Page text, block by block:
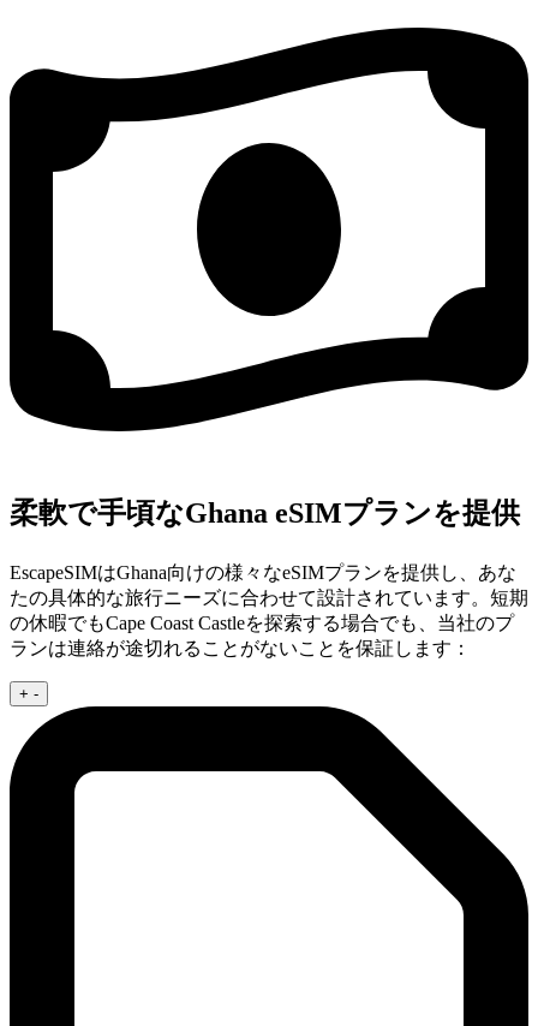
柔軟で手頃なGhana eSIMプランを提供
EscapeSIMはGhana向けの様々なeSIMプランを提供し、あな
たの具体的な旅行ニーズに合わせて設計されています。短期
の休暇でもCape Coast Castleを探索する場合でも、当社のプ
ランは連絡が途切れることがないことを保証します：
+ -